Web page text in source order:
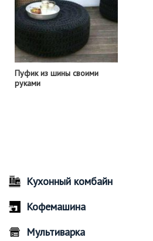
Пуфик из шины своими
руками
Кухонный комбайн
Кофемашина
Мультиварка